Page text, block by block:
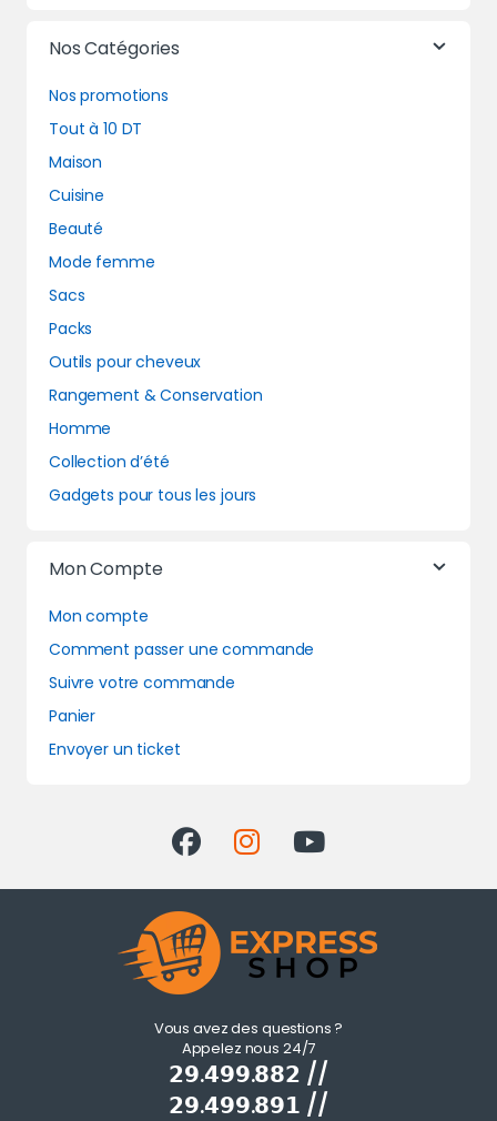
Nos Catégories
Nos promotions
Tout à 10 DT
Maison
Cuisine
Beauté
Mode femme
Sacs
Packs
Outils pour cheveux
Rangement & Conservation
Homme
Collection d’été
Gadgets pour tous les jours
Mon Compte
Mon compte
Comment passer une commande
Suivre votre commande
Panier
Envoyer un ticket
Vous avez des questions ?
Appelez nous 24/7
𝟮𝟵.𝟰𝟵𝟵.𝟴𝟴𝟮 //
𝟮𝟵.𝟰𝟵𝟵.𝟴𝟵𝟭 //